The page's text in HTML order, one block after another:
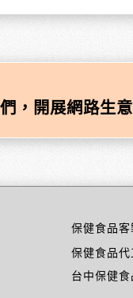
，開展網路生意
保健食品客
保健食品代
台中保健食